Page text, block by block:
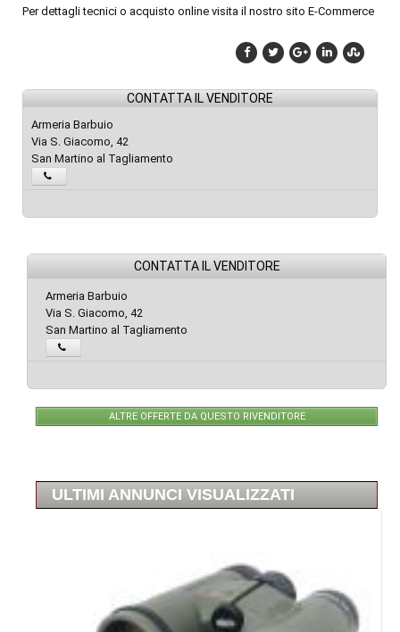
Per dettagli tecnici o acquisto online visita il nostro sito E-Commerce
CONTATTA IL VENDITORE
Armeria Barbuio
Via S. Giacomo, 42
San Martino al Tagliamento
CONTATTA IL VENDITORE
Armeria Barbuio
Via S. Giacomo, 42
San Martino al Tagliamento
ALTRE OFFERTE DA QUESTO RIVENDITORE
ULTIMI ANNUNCI VISUALIZZATI